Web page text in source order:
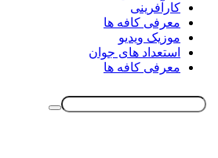
کارآفرینی
معرفی کافه ها
موزیک ویدیو
استعداد های جوان
معرفی کافه ها